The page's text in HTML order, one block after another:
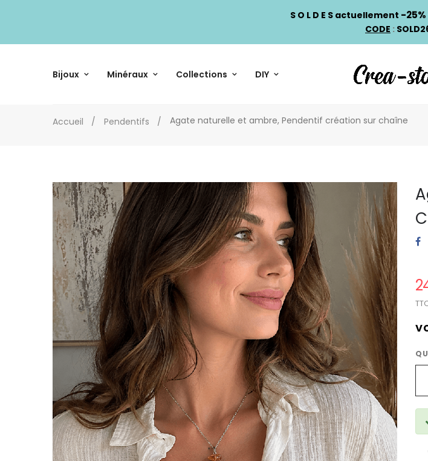
S O L D E S actuellement -25%
CODE :
Bijoux Minéraux Collections DIY
Accueil Pendentifs Agate naturelle et ambre, Pendentif création sur chaîne